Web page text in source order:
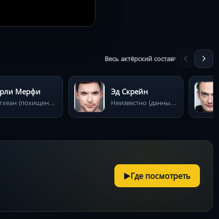
Весь актёрский состав
Мерфи
Ингхеан (похищенная принцесса)
Эд Скрейн
Неизвестно (данные отсутствуют в результатах)
Где посмотреть